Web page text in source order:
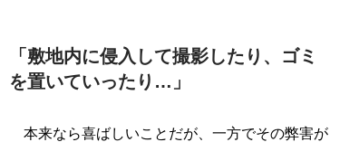
「敷地内に侵入して撮影したり、ゴミ
を置いていったり…」
本来なら喜ばしいことだが、一方でその弊害が